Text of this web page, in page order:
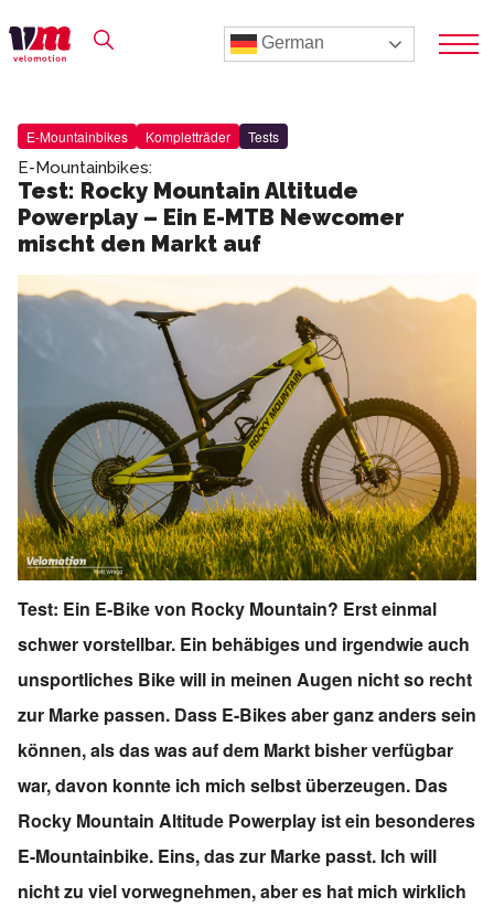
German
E-Mountainbikes Kompletträder Tests
E-Mountainbikes:
Test: Rocky Mountain Altitude
Powerplay – Ein E-MTB Newcomer
mischt den Markt auf
Test: Ein E-Bike von Rocky Mountain? Erst einmal
schwer vorstellbar. Ein behäbiges und irgendwie auch
unsportliches Bike will in meinen Augen nicht so recht
zur Marke passen. Dass E-Bikes aber ganz anders sein
können, als das was auf dem Markt bisher verfügbar
war, davon konnte ich mich selbst überzeugen. Das
Rocky Mountain Altitude Powerplay ist ein besonderes
E-Mountainbike. Eins, das zur Marke passt. Ich will
nicht zu viel vorwegnehmen, aber es hat mich wirklich